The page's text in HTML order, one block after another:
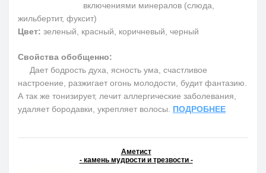
включениями минералов (слюда,
жильбертит, фуксит)
Цвет: зеленый, красный, коричневый, черный
Свойства обобщенно:
Дает бодрость духа, ясность ума, счастливое
настроение, разжигает огонь молодости, будит фантазию.
А так же тонизирует, лечит аллергические заболевания,
удаляет бородавки, укрепляет волосы. ПОДРОБНЕЕ
Аметист
- камень мудрости и трезвости -